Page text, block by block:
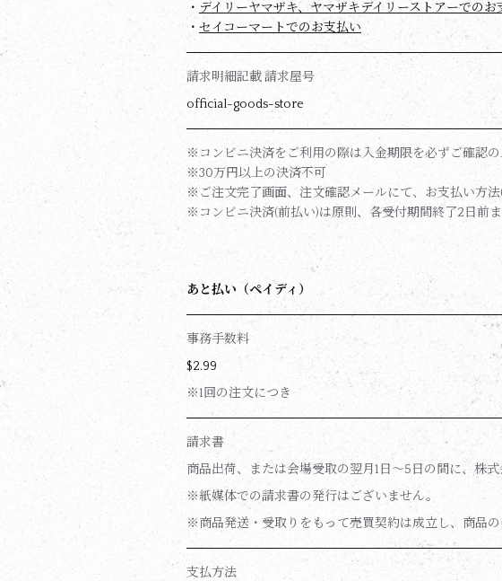
・ デイリーヤマザキ、ヤマザキデイリーストアーでのお
・ セイコーマートでのお支払い
請求明細記載 請求屋号
official-goods-store
※コンビニ決済をご利用の際は入金期限を必ずご確認
※30万円以上の決済不可
※ご注文完了画面、注文確認メールにて、お支払い方法
※コンビニ決済(前払い)は原則、各受付期間終了2日前
あと払い（ペイディ）
事務手数料
$‌2.99
※1回の注文につき
請求書
商品出荷、または会場受取の翌月1日～5日の間に、株
※紙媒体での請求書の発行はございません。
※商品発送・受取りをもって売買契約は成立し、商品
支払方法